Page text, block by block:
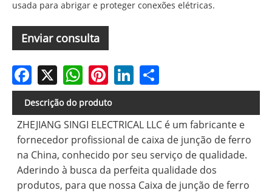
usada para abrigar e proteger conexões elétricas.
Enviar consulta
Facebook WhatsAppPinterestLinkedIn
Descrição do produto
ZHEJIANG SINGI ELECTRICAL LLC é um fabricante e
fornecedor profissional de caixa de junção de ferro
na China, conhecido por seu serviço de qualidade.
Aderindo à busca da perfeita qualidade dos
produtos, para que nossa Caixa de junção de ferro